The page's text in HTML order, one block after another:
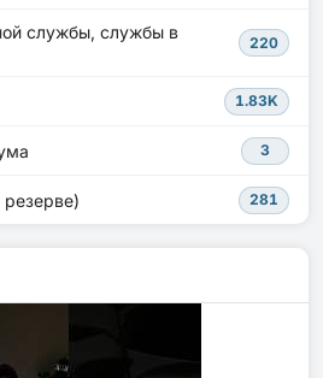
службы, службы в
220
1.83K
3
281